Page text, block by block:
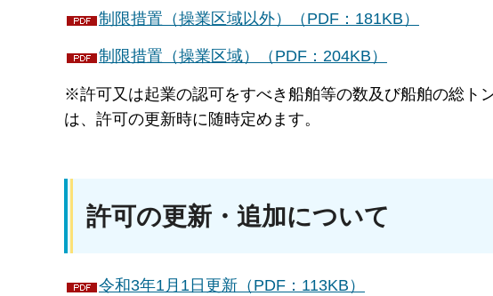
制限措置（操業区域以外）（PDF：181KB）
制限措置（操業区域）（PDF：204KB）
※許可又は起業の認可をすべき船舶等の数及び船舶の総ト
は、許可の更新時に随時定めます。
許可の更新・追加について
令和3年1月1日更新（PDF：113KB）